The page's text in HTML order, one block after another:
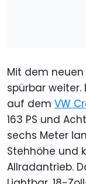
Mit dem neuen
spürbar weiter.
auf dem VW
163 PS und
sechs Meter
Stehhöhe und
Allradantrieb.